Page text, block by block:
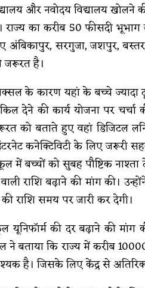
और नवोदय विद्यालय
का करीब 50 फीसदी भूभाग
सरगुजा, जशपुर,
जरूरत है।
के कारण यहां के बच्चे
देने की कार्य योजना पर
को बताते हुए वहां डिजिटल
कनेक्टिविटी के लिए जरूरी
में बच्चों को सुबह पौष्टिक
राशि बढ़ाने की मांग की।
राशि समय पर जारी कर देगी।
यूनिफॉर्म की दर बढ़ाने की मांग
ने बताया कि राज्य में करीब
है। जिसके लिए केंद्र से